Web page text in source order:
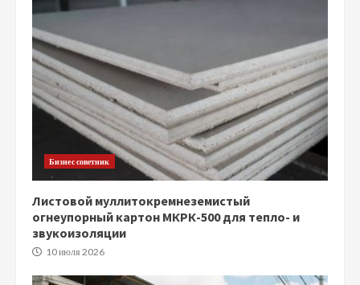
Бизнес советник
Листовой муллитокремнеземистый
огнеупорный картон МКРК-500 для тепло- и
звукоизоляции
10 июля 2026